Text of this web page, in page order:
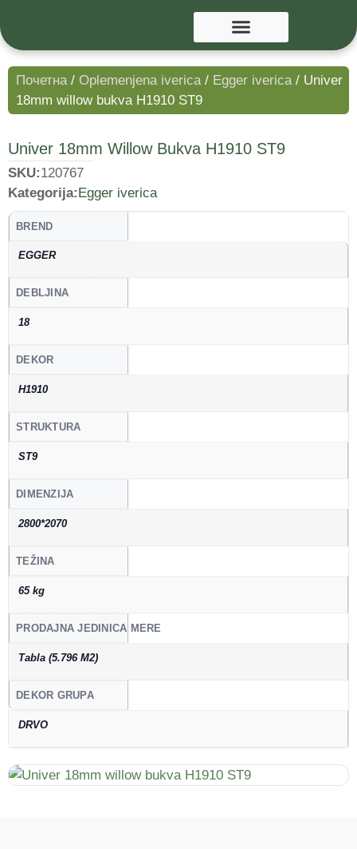
Почетна / Oplemenjena iverica / Egger iverica / Univer
18mm willow bukva H1910 ST9
Univer 18mm Willow Bukva H1910 ST9
SKU:120767
Kategorija:Egger iverica
BREND
EGGER
DEBLJINA
18
DEKOR
H1910
STRUKTURA
ST9
DIMENZIJA
2800*2070
TEŽINA
65 kg
PRODAJNA JEDINICA MERE
Tabla (5.796 M2)
DEKOR GRUPA
DRVO